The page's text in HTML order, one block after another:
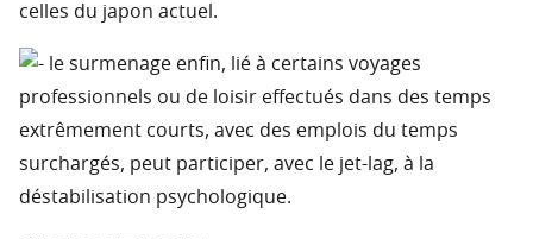
celles du japon actuel.
le surmenage enfin, lié à certains voyages
professionnels ou de loisir effectués dans des temps
extrêmement courts, avec des emplois du temps
surchargés, peut participer, avec le jet-lag, à la
déstabilisation psychologique.